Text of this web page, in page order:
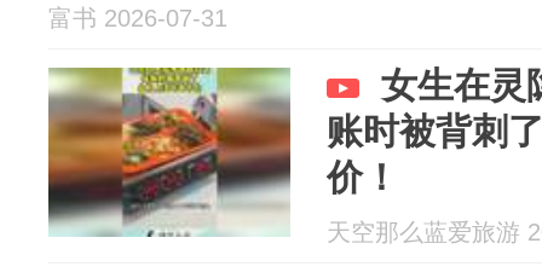
富书 2026-07-31
女生在灵
账时被背刺
价！
天空那么蓝爱旅游